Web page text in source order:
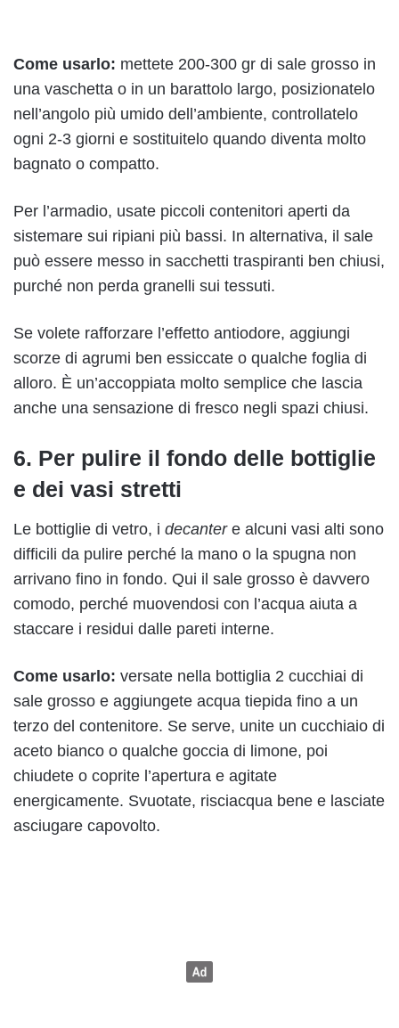
Come usarlo: mettete 200-300 gr di sale grosso in
una vaschetta o in un barattolo largo, posizionatelo
nell’angolo più umido dell’ambiente, controllatelo
ogni 2-3 giorni e sostituitelo quando diventa molto
bagnato o compatto.
Per l’armadio, usate piccoli contenitori aperti da
sistemare sui ripiani più bassi. In alternativa, il sale
può essere messo in sacchetti traspiranti ben chiusi,
purché non perda granelli sui tessuti.
Se volete rafforzare l’effetto antiodore, aggiungi
scorze di agrumi ben essiccate o qualche foglia di
alloro. È un’accoppiata molto semplice che lascia
anche una sensazione di fresco negli spazi chiusi.
6. Per pulire il fondo delle bottiglie
e dei vasi stretti
Le bottiglie di vetro, i decantere alcuni vasi alti sono
difficili da pulire perché la mano o la spugna non
arrivano fino in fondo. Qui il sale grosso è davvero
comodo, perché muovendosi con l’acqua aiuta a
staccare i residui dalle pareti interne.
Come usarlo: versate nella bottiglia 2 cucchiai di
sale grosso e aggiungete acqua tiepida fino a un
terzo del contenitore. Se serve, unite un cucchiaio di
aceto bianco o qualche goccia di limone, poi
chiudete o coprite l’apertura e agitate
energicamente. Svuotate, risciacqua bene e lasciate
asciugare capovolto.